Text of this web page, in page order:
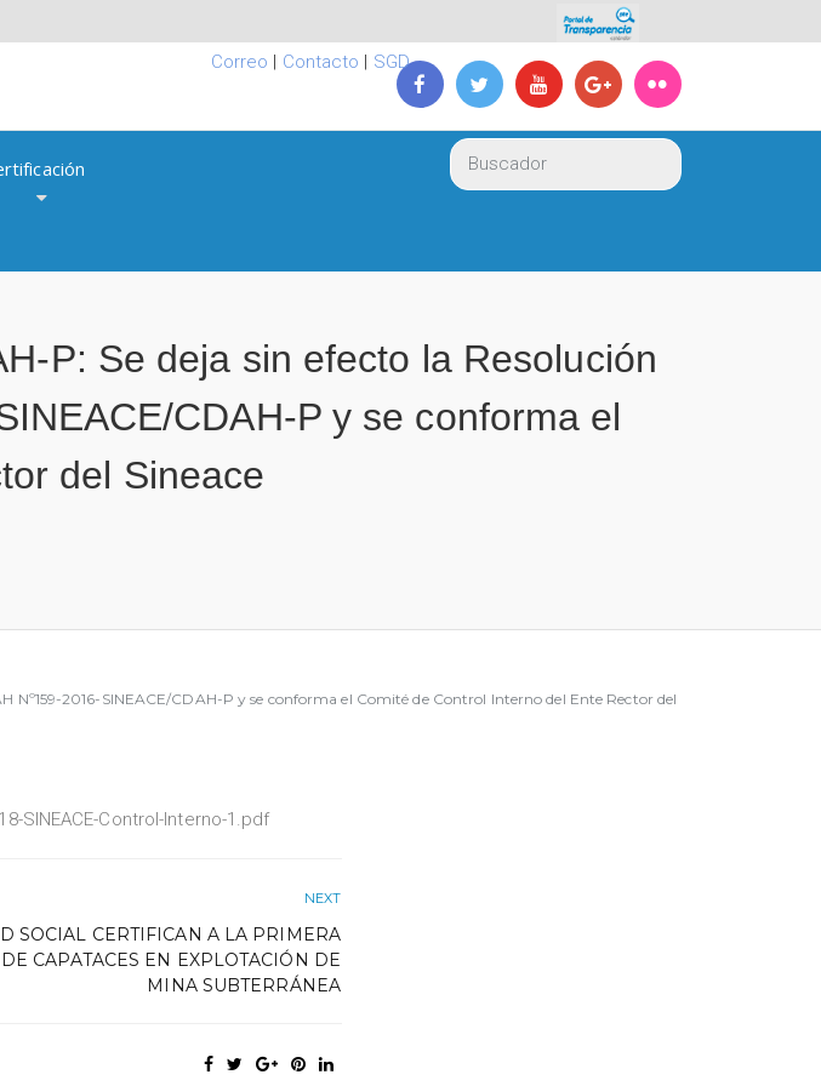
Correo | Contacto | SGD
P: Se deja sin efecto la Resolución
CDAH-P y se conforma el
del Sineace
Nº159-2016-SINEACE/CDAH-P y se conforma el Comité de Control Interno del Ente Rector del
SINEACE-Control-Interno-1.pdf
NEXT
SOCIAL CERTIFICAN A LA PRIMERA
CAPATACES EN EXPLOTACIÓN DE
MINA SUBTERRÁNEA